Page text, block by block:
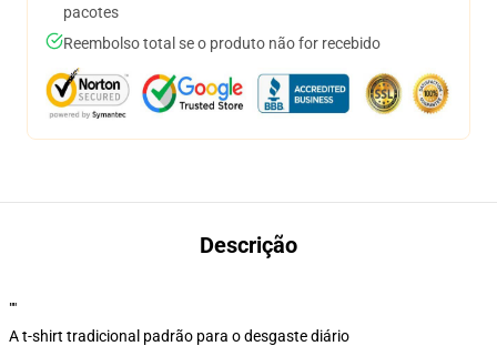
pacotes
Reembolso total se o produto não for recebido
Descrição
""
A t-shirt tradicional padrão para o desgaste diário